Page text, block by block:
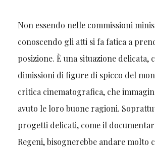
Non essendo nelle commissioni
conoscendo gli atti si fa fatica a
posizione. È una situazione delicata,
dimissioni di figure di spicco del
critica cinematografica, che
avuto le loro buone ragioni.
progetti delicati, come il
Regeni, bisognerebbe andare molto